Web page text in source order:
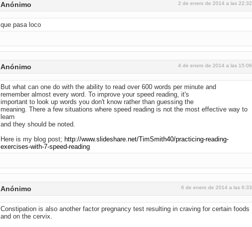
Anónimo 2 de enero de 2014 a las 22:32
que pasa loco
Anónimo 4 de enero de 2014 a las 15:06
But what can one do with the ability to read over 600 words per minute and
remember almost every word. To improve your speed reading, it's
important to look up words you don't know rather than guessing the
meaning. There a few situations where speed reading is not the most effective way to
learn
and they should be noted.
Here is my blog post; http://www.slideshare.net/TimSmith40/practicing-reading-
exercises-with-7-speed-reading
Anónimo 6 de enero de 2014 a las 6:33
Constipation is also another factor pregnancy test resulting in craving for certain foods
and on the cervix.